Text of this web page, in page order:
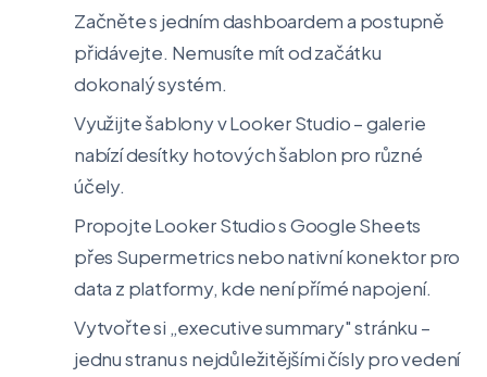
Začněte s jedním dashboardem a postupně
přidávejte. Nemusíte mít od začátku
dokonalý systém.
Využijte šablony v Looker Studio – galerie
nabízí desítky hotových šablon pro různé
účely.
Propojte Looker Studio s Google Sheets
přes Supermetrics nebo nativní konektor pro
data z platformy, kde není přímé napojení.
Vytvořte si „executive summary" stránku –
jednu stranu s nejdůležitějšími čísly pro vedení